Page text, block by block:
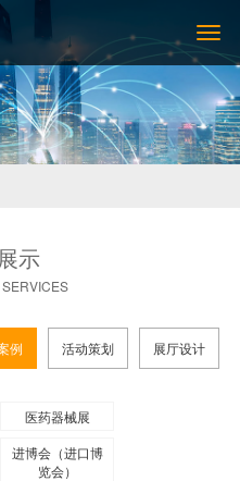
示
例 活动策划 展厅设计
医药器械展
进博会（进口博
览会）